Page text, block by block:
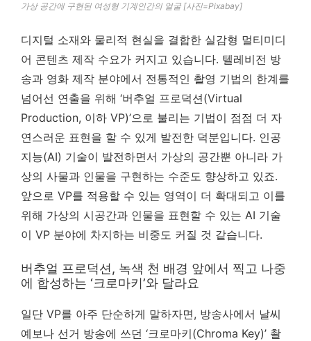
가상 공간에 구현된 여성형 기계인간의 얼굴 [사진=Pixabay]
디지털 소재와 물리적 현실을 결합한 실감형 멀티미디
어 콘텐츠 제작 수요가 커지고 있습니다. 텔레비전 방
송과 영화 제작 분야에서 전통적인 촬영 기법의 한계를
넘어선 연출을 위해 ‘버추얼 프로덕션(Virtual
Production, 이하 VP)’으로 불리는 기법이 점점 더 자
연스러운 표현을 할 수 있게 발전한 덕분입니다. 인공
지능(AI) 기술이 발전하면서 가상의 공간뿐 아니라 가
상의 사물과 인물을 구현하는 수준도 향상하고 있죠.
앞으로 VP를 적용할 수 있는 영역이 더 확대되고 이를
위해 가상의 시공간과 인물을 표현할 수 있는 AI 기술
이 VP 분야에 차지하는 비중도 커질 것 같습니다.
버추얼 프로덕션, 녹색 천 배경 앞에서 찍고 나중
에 합성하는 ‘크로마키’와 달라요
일단 VP를 아주 단순하게 말하자면, 방송사에서 날씨
예보나 선거 방송에 쓰던 ‘크로마키(Chroma Key)’ 촬